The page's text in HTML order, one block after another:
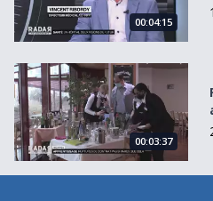
00:04:15
Rupture de contrat en
00:03:37